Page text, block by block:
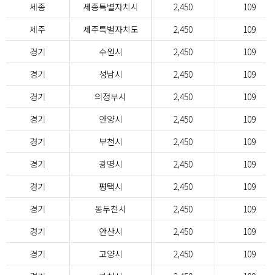
세종
세종특별자치시 2,450
109
제주
제주특별자치도 2,450
109
경기
수원시 2,450
109
경기
성남시 2,450
109
경기
의정부시 2,450
109
경기
안양시 2,450
109
경기
부천시 2,450
109
경기
광명시 2,450
109
경기
평택시 2,450
109
경기
동두천시 2,450
109
경기
안산시 2,450
109
경기
고양시 2,450
109